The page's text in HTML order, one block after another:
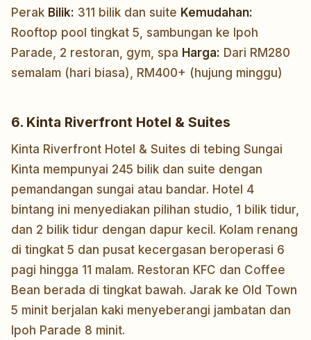
Perak Bilik: 311 bilik dan suite Kemudahan:
Rooftop pool tingkat 5, sambungan ke Ipoh
Parade, 2 restoran, gym, spa Harga: Dari RM280
semalam (hari biasa), RM400+ (hujung minggu)
6. Kinta Riverfront Hotel & Suites
Kinta Riverfront Hotel & Suites di tebing Sungai
Kinta mempunyai 245 bilik dan suite dengan
pemandangan sungai atau bandar. Hotel 4
bintang ini menyediakan pilihan studio, 1 bilik tidur,
dan 2 bilik tidur dengan dapur kecil. Kolam renang
di tingkat 5 dan pusat kecergasan beroperasi 6
pagi hingga 11 malam. Restoran KFC dan Coffee
Bean berada di tingkat bawah. Jarak ke Old Town
5 minit berjalan kaki menyeberangi jambatan dan
Ipoh Parade 8 minit.